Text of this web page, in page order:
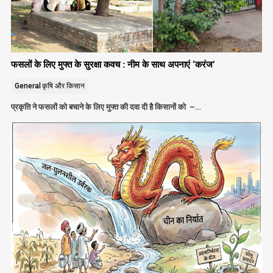
फसलों के लिए मुफ्त के सुरक्षा कवच : नीम के साथ अपनाएं ‘करंज’
General कृषि और किसान
प्रकृति ने फसलों को बचाने के लिए मुफ्त की दवा दी है किसानों को –…